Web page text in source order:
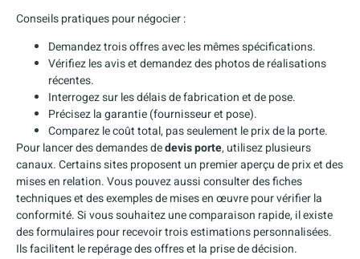
Conseils pratiques pour négocier :
Demandez trois offres avec les mêmes spécifications.
Vérifiez les avis et demandez des photos de réalisations
récentes.
Interrogez sur les délais de fabrication et de pose.
Précisez la garantie (fournisseur et pose).
Comparez le coût total, pas seulement le prix de la porte.
Pour lancer des demandes dedevis porte, utilisez plusieurs
canaux. Certains sites proposent un premier aperçu de prix et des
mises en relation. Vous pouvez aussi consulter des fiches
techniques et des exemples de mises en œuvre pour vérifier la
conformité. Si vous souhaitez une comparaison rapide, il existe
des formulaires pour recevoir trois estimations personnalisées.
Ils facilitent le repérage des offres et la prise de décision.